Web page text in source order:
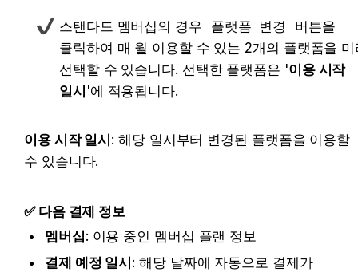
스탠다드 멤버십의 경우 플랫폼 변경
버튼을
클릭하여 매 월 이용할 수 있는 2개의 플랫폼을 미
선택할 수 있습니다. 선택한 플랫폼은 '이용 시작
일시 '에 적용됩니다.
이용 시작 일시 : 해당 일시부터 변경된 플랫폼을 이용할
수 있습니다.
✅ 다음 결제 정보
멤버십: 이용 중인 멤버십 플랜 정보
결제 예정 일시 : 해당 날짜에 자동으로 결제가